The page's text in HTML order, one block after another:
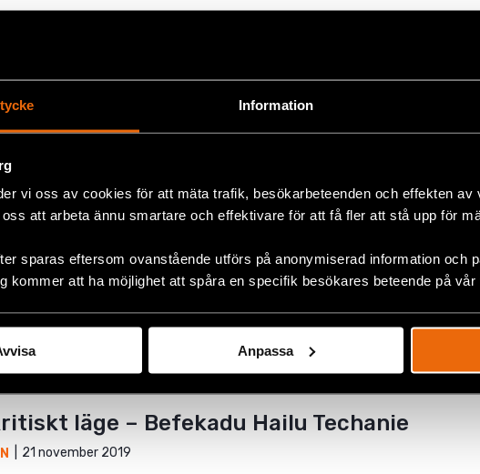
Information
vi oss av cookies för att mäta trafik, besökarbeteenden och effekten av
att arbeta ännu smartare och effektivare för att få fler att stå upp för
sparas eftersom ovanstående utförs på anonymiserad information och
kommer att ha möjlighet att spåra en specifik besökares beteende på vår
Anpassa
spänningar i norra Etiopien måste
,UTTALANDEN
Defenders är mycket oroad över den senaste utvecklingen i regionen
och de militära konfrontationer som ägt rum under de senaste
i Etiopien: Åtgärder för att
,UTTALANDEN 2 juli 2020
är i dubbel chock sedan måndagen den 29 juni, 2020. Mordet på
och säkerhetsmässiga kris som följde har skakat om hela landet. Minst
läge – Befekadu Hailu Techanie
21 november 2019